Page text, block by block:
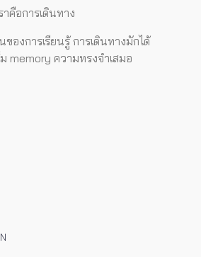
าคือการเดินทาง
องการเรียนรู้ การเดินทางมักได้
ม memory ความทรงจำเสมอ